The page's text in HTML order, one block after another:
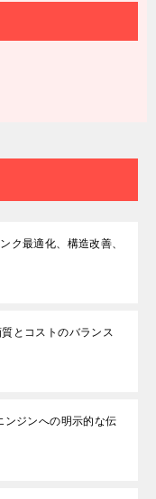
最適化、構造改善、
とコストのバランス
ンジンへの明示的な伝